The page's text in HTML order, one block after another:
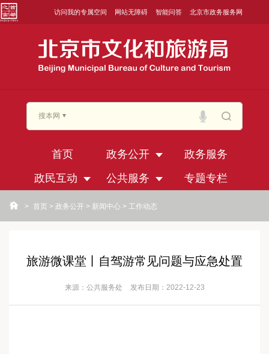
访问我的专属空间 网站无障碍 智能问答 北京市政务服务网
搜本网
首页 政务公开
政务服务
政民互动
公共服务 专题专栏
> 首页 > 政务公开 > 新闻中心 > 工作动态
旅游微课堂丨自驾游常见问题与应急处置
来源：公共服务处 发布日期：2022-12-23